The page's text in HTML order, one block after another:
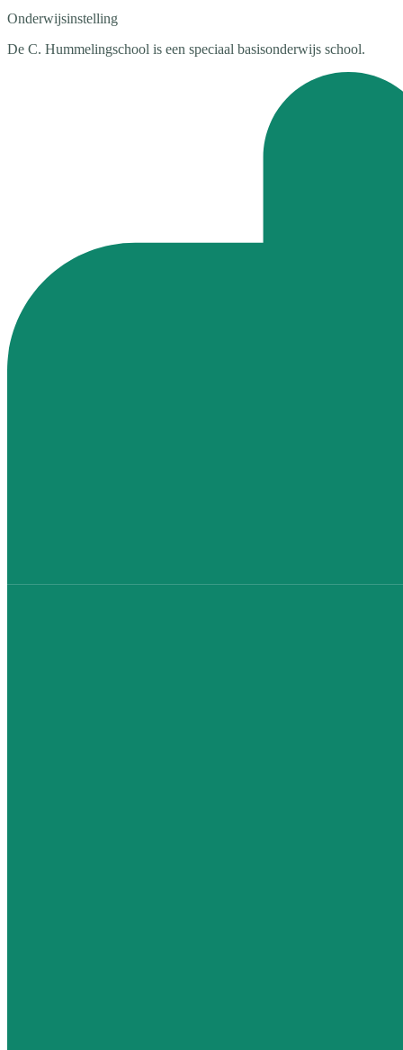
Onderwijsinstelling
De C. Hummelingschool is een speciaal basisonderwijs school.